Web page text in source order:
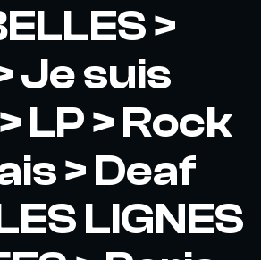
>
Je suis
LP > Rock
> Deaf
LIGNES